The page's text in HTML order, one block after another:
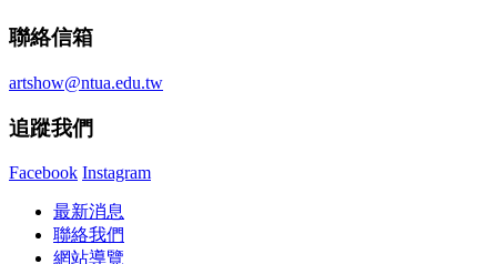
聯絡信箱
artshow@ntua.edu.tw
追蹤我們
Facebook Instagram
最新消息
聯絡我們
網站導覽